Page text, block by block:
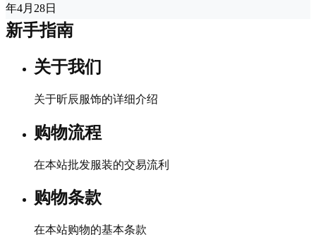
年4月28日
新手指南
关于我们
关于昕辰服饰的详细介绍
购物流程
在本站批发服装的交易流利
购物条款
在本站购物的基本条款